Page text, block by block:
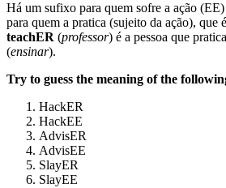
Há um sufixo para quem sofre a ação
para quem a pratica (sujeito da ação), que é
teachER (professor) é a pessoa que
(ensinar).
Try to guess the meaning of the
HackER
HackEE
AdvisER
AdvisEE
SlayER
SlayEE